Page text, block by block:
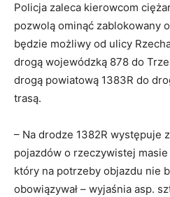
Policja zaleca kierowcom
pozwolą ominąć zablokowany
będzie możliwy od ulicy
drogą wojewódzką 878 do
drogą powiatową 1383R do
trasą.
– Na drodze 1382R występuje
pojazdów o rzeczywistej masie
który na potrzeby objazdu nie
obowiązywał – wyjaśnia asp.